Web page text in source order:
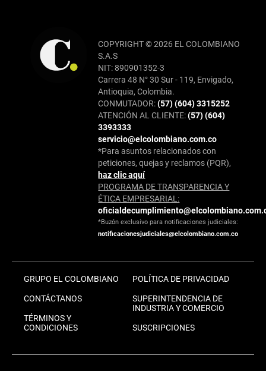
COPYRIGHT © 2026 EL COLOMBIANO
S.A.S
NIT: 890901352-3
Carrera 48 N° 30 Sur - 119, Envigado,
Antioquia, Colombia.
CONMUTADOR:(57) (604) 3315252
ATENCIÓN AL CLIENTE:(57) (604)
3393333
servicio@elcolombiano.com.co
*Para asuntos relacionados con
peticiones, quejas y reclamos (PQR),
haz clic aquí
PROGRAMA DE TRANSPARENCIA Y
ÉTICA EMPRESARIAL:
*Buzón exclusivo para notificaciones judiciales:
notificacionesjudiciales@elcolombiano.com.co
GRUPO EL COLOMBIANO
CONTÁCTANOS
TÉRMINOS Y
CONDICIONES
POLÍTICA DE PRIVACIDAD
SUPERINTENDENCIA DE
INDUSTRIA Y COMERCIO
SUSCRIPCIONES